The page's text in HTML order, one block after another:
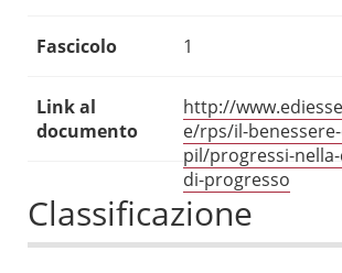
Fascicolo 1
Link al
documento
http://
e/rps/il-
pil/progressi-
di-progresso
Classificazione